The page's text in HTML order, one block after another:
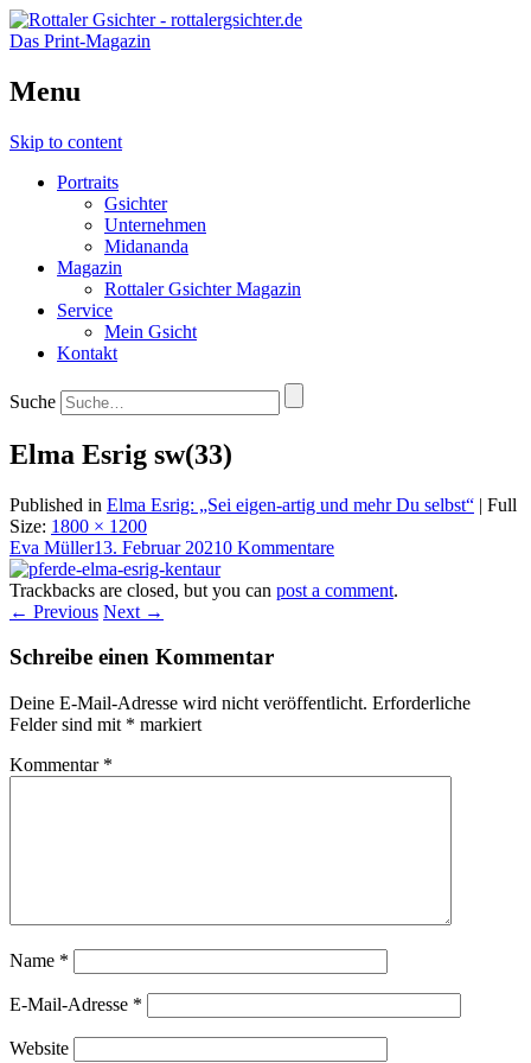
Das Print-Magazin
Menu
Skip to content
Portraits
Gsichter
Unternehmen
Midananda
Magazin
Rottaler Gsichter Magazin
Service
Mein Gsicht
Kontakt
Suche
Elma Esrig sw(33)
Published in Elma Esrig: „Sei eigen-artig und mehr Du selbst“ | Full
Size: 1800 × 1200
Eva Müller13. Februar 20210 Kommentare
Trackbacks are closed, but you can post a comment.
← Previous Next →
Schreibe einen Kommentar
Deine E-Mail-Adresse wird nicht veröffentlicht. Erforderliche
Felder sind mit * markiert
Kommentar *
Name *
E-Mail-Adresse *
Website